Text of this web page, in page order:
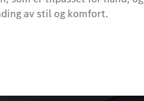
av stil og komfort.